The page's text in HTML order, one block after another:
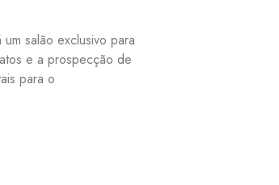
salão exclusivo para
e a prospecção de
para o